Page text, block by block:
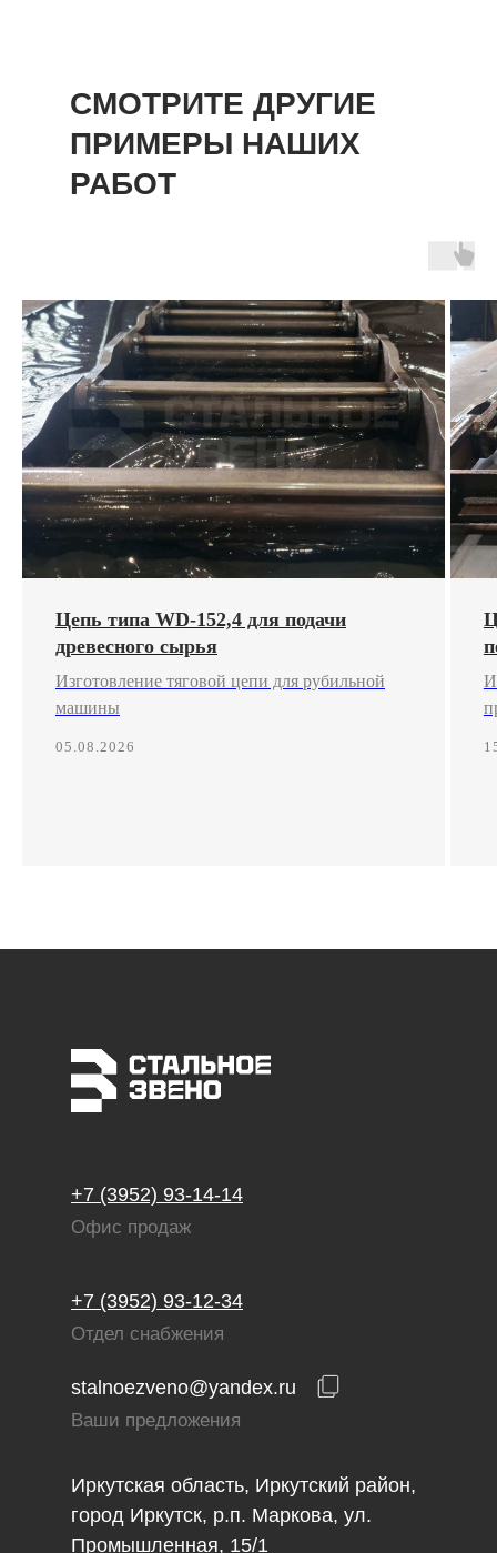
СМОТРИТЕ ДРУГИЕ
ПРИМЕРЫ НАШИХ
РАБОТ
Цепь типа WD-152,4 для подачи
древесного сырья
Изготовление тяговой цепи для рубильной
машины
05.08.2026
+7 (3952) 93-14-14
Офис продаж
stalnoezveno@yandex.ru
Ваши предложения
Иркутская область, Иркутский район,
город Иркутск, р.п. Маркова, ул.
Промышленная, 15/1
+7 (3952) 93-12-34
Отдел снабжения